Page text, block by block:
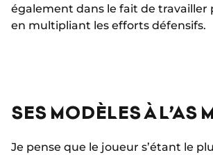
également dans le fait de travailler
en multipliant les efforts défensifs.
SES MODÈLES À L’AS
Je pense que le joueur s’étant le